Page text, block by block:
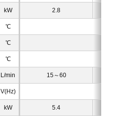
kW 2.8
℃
℃
℃
L/min 15～60
V(Hz)
kW 5.4